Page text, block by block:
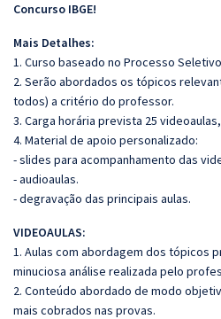
Concurso IBGE!
Mais Detalhes:
1. Curso baseado no Processo
2. Serão abordados os tópicos
todos) a critério do professor.
3. Carga horária prevista 25
4. Material de apoio personalizado:
- slides para acompanhamento das
- audioaulas.
- degravação das principais aulas.
VIDEOAULAS:
1. Aulas com abordagem dos tópicos
minuciosa análise realizada pelo
2. Conteúdo abordado de modo
mais cobrados nas provas.